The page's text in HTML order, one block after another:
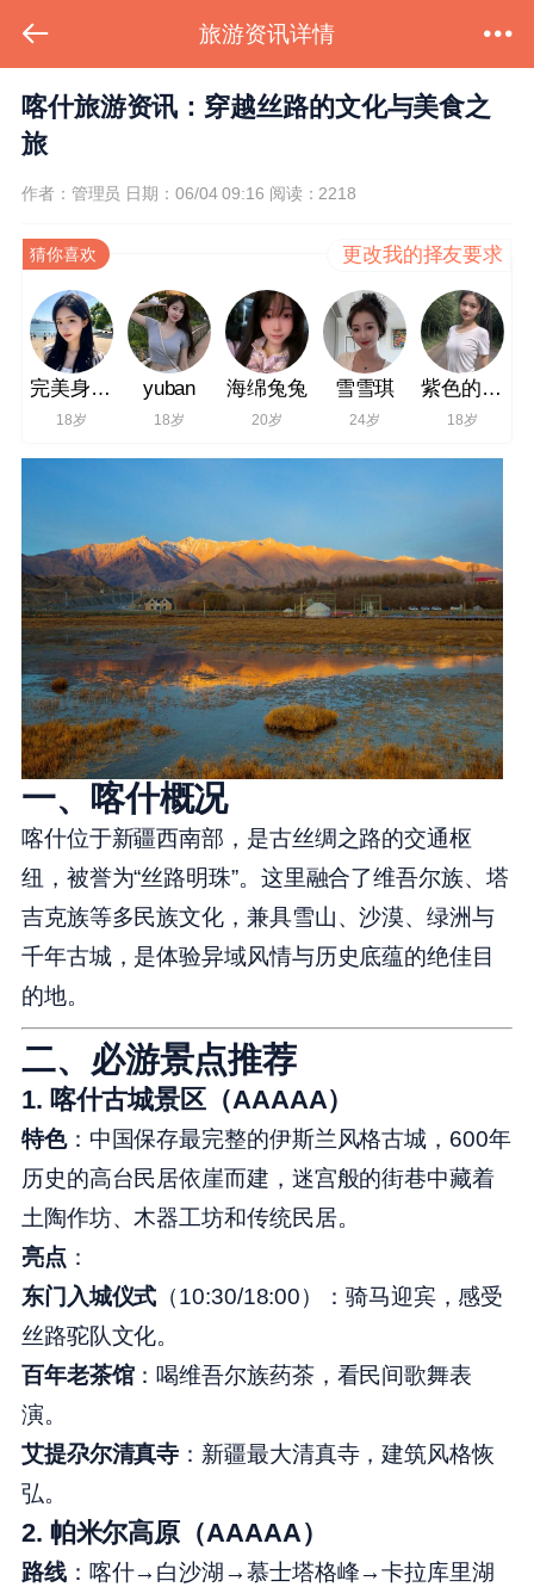
旅游资讯详情
喀什旅游资讯：穿越丝路的文化与美食之
旅
作者：管理员 日期：06/04 09:16 阅读：2218
猜你喜欢 更改我的择友要求
完美身材不错
18岁
yuban
18岁
海绵兔兔
20岁
雪雪琪
24岁
紫色的红薯
18岁
一、喀什概况
喀什位于新疆西南部，是古丝绸之路的交通枢
纽，被誉为“丝路明珠”。这里融合了维吾尔族、塔
吉克族等多民族文化，兼具雪山、沙漠、绿洲与
千年古城，是体验异域风情与历史底蕴的绝佳目
的地。
二、必游景点推荐
1. 喀什古城景区（AAAAA）
特色：中国保存最完整的伊斯兰风格古城，600年
历史的高台民居依崖而建，迷宫般的街巷中藏着
土陶作坊、木器工坊和传统民居。
亮点 ：
东门入城仪式 （10:30/18:00）：骑马迎宾，感受
丝路驼队文化。
百年老茶馆：喝维吾尔族药茶，看民间歌舞表
演。
艾提尕尔清真寺 ：新疆最大清真寺，建筑风格恢
弘。
2. 帕米尔高原（AAAAA）
路线：喀什→白沙湖→慕士塔格峰→卡拉库里湖